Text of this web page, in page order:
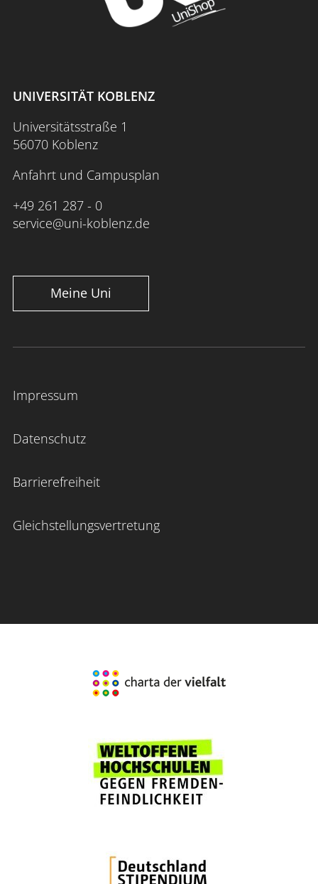
UNIVERSITÄT KOBLENZ
Universitätsstraße 1
56070 Koblenz
Anfahrt und Campusplan
+49 261 287 - 0
service@uni-koblenz.de
Meine Uni
Impressum
Datenschutz
Barrierefreiheit
Gleichstellungsvertretung